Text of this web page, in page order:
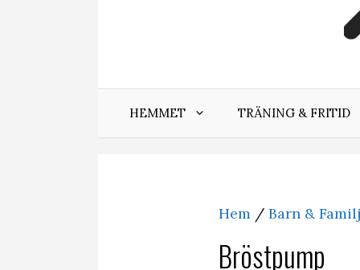
HEMMET TRÄNING & FRITID
Hem / Barn & Familj
Bröstpump